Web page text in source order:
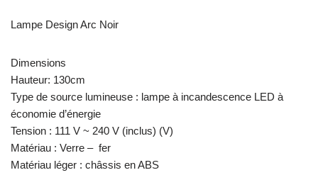
Lampe Design Arc Noir
Dimensions
Hauteur: 130cm
Type de source lumineuse : lampe à incandescence LED à
économie d’énergie
Tension : 111 V ~ 240 V (inclus) (V)
Matériau : Verre – fer
Matériau léger : châssis en ABS